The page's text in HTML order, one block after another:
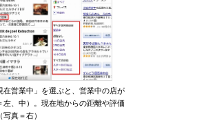
在営業中」を選ぶと、営業中の店が
、中）。現在地からの距離や評価
真＝右）